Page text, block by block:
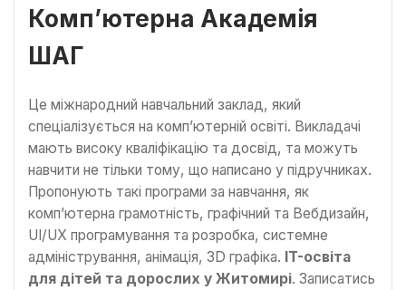
Комп’ютерна Академія
ШАГ
Це міжнародний навчальний заклад, який
спеціалізується на комп’ютерній освіті. Викладачі
мають високу кваліфікацію та досвід, та можуть
навчити не тільки тому, що написано у підручниках.
Пропонують такі програми за навчання, як
комп’ютерна грамотність, графічний та Вебдизайн,
UI/UX програмування та розробка, системне
адміністрування, анімація, 3D графіка. IT-освіта
для дітей та дорослих у Житомирі. Записатись